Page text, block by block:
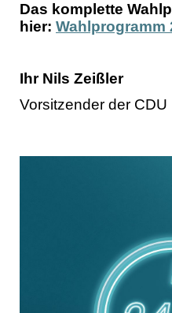
Das komplette
hier: Wahlprogramm
Ihr Nils Zeißler
Vorsitzender der